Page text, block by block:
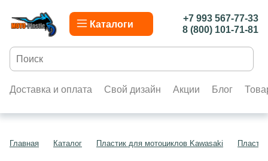
Каталоги
+7 993 567-77-33
8 (800) 101-71-81
Доставка и оплата Свой дизайн Акции Блог
Главная Каталог Пластик для мотоциклов Kawasaki